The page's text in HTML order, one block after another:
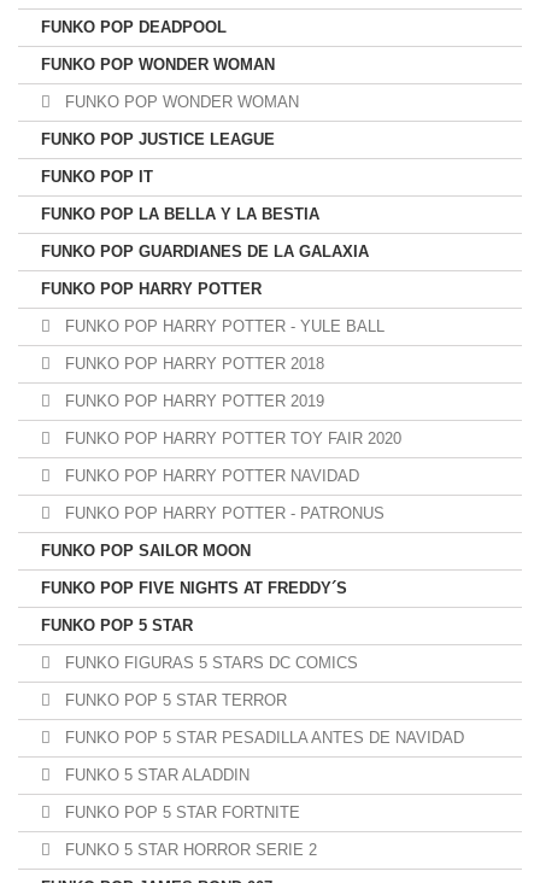
FUNKO POP DEADPOOL
FUNKO POP WONDER WOMAN
FUNKO POP WONDER WOMAN
FUNKO POP JUSTICE LEAGUE
FUNKO POP IT
FUNKO POP LA BELLA Y LA BESTIA
FUNKO POP GUARDIANES DE LA GALAXIA
FUNKO POP HARRY POTTER
FUNKO POP HARRY POTTER - YULE BALL
FUNKO POP HARRY POTTER 2018
FUNKO POP HARRY POTTER 2019
FUNKO POP HARRY POTTER TOY FAIR 2020
FUNKO POP HARRY POTTER NAVIDAD
FUNKO POP HARRY POTTER - PATRONUS
FUNKO POP SAILOR MOON
FUNKO POP FIVE NIGHTS AT FREDDY´S
FUNKO POP 5 STAR
FUNKO FIGURAS 5 STARS DC COMICS
FUNKO POP 5 STAR TERROR
FUNKO POP 5 STAR PESADILLA ANTES DE NAVIDAD
FUNKO 5 STAR ALADDIN
FUNKO POP 5 STAR FORTNITE
FUNKO 5 STAR HORROR SERIE 2